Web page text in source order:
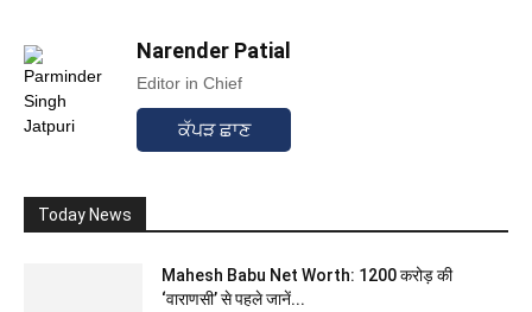
Narender Patial
Editor in Chief
ਕੱਪੜ ਛਾਣ
Today News
Mahesh Babu Net Worth: 1200 करोड़ की
‘वाराणसी’ से पहले जानें...